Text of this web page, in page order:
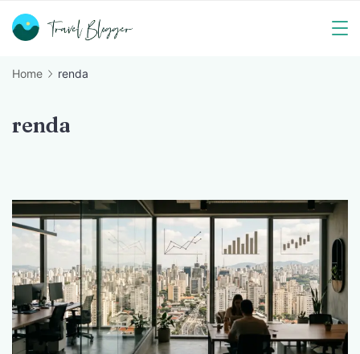
Skip
Home renda
renda